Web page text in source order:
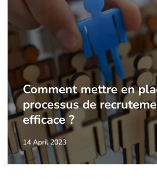
Comment mettre en
processus de
efficace ?
14 April 2023